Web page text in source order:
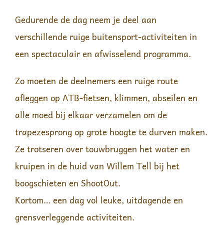
Gedurende de dag neem je deel aan
verschillende ruige buitensport-activiteiten in
een spectaculair en afwisselend programma.
Zo moeten de deelnemers een ruige route
afleggen op ATB-fietsen, klimmen, abseilen en
alle moed bij elkaar verzamelen om de
trapezesprong op grote hoogte te durven maken.
Ze trotseren over touwbruggen het water en
kruipen in de huid van Willem Tell bij het
boogschieten en ShootOut.
Kortom… een dag vol leuke, uitdagende en
grensverleggende activiteiten.